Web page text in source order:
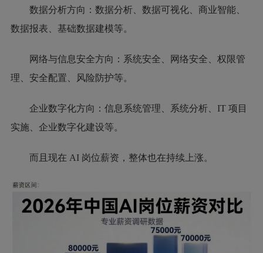
数据分析方向：数据分析、数据可视化、商业智能、
数据报表、基础数据建模等。
网络与信息安全方向：系统安全、网络安全、权限管
理、安全配置、风险防护等。
企业数字化方向：信息系统管理、系统分析、IT 项目
实施、企业数字化建设等。
而且现在 AI 岗位薪资，整体也在持续上涨。